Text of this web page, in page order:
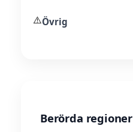
⚠️Övrig
Berörda regioner